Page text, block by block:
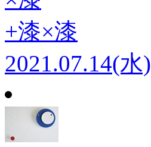
+漆×漆
2021.07.14(水)